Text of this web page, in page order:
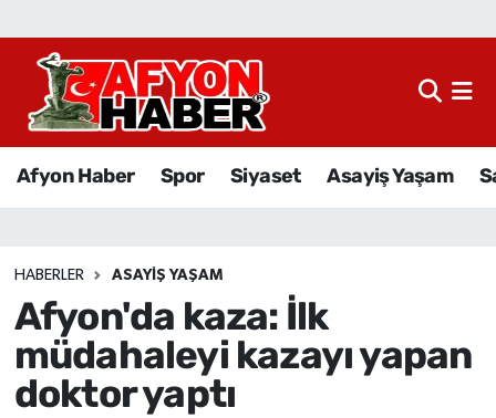
Afyon Haber Spor Siyaset Asayiş Yaşam
HABERLER ASAYIŞ YAŞAM
Afyon'da kaza: İlk
müdahaleyi kazayı yapan
doktor yaptı
Afyon Haber
Sağlık
Eğitim